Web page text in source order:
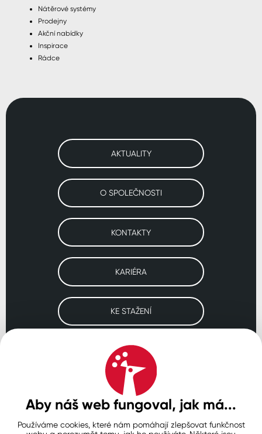
Nátěrové systémy
Prodejny
Akční nabídky
Inspirace
Rádce
AKTUALITY
O SPOLEČNOSTI
KONTAKTY
KARIÉRA
KE STAŽENÍ
Navštivte naše pobočky
SLOVENSKO POLSKO
Ochrana osobních údajů
Zásady používání souborů cookie
Aby náš web fungoval, jak má...
Používáme cookies, které nám pomáhají zlepšovat funkčnost